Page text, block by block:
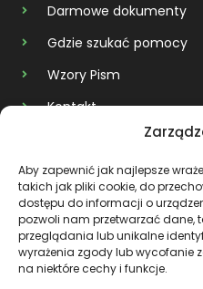
Aby zapewnić jak najlepsze
takich jak pliki cookie, do
dostępu do informacji o
pozwoli nam przetwarzać dane,
przeglądania lub unikalne
wyrażenia zgody lub wycofanie
na niektóre cechy i funkcje.
Darmowe dokumenty
Gdzie szukać pomocy
Wzory Pism
Kontakt
BÓL JEST CHWILOWY, ALE
ZOSTAJE